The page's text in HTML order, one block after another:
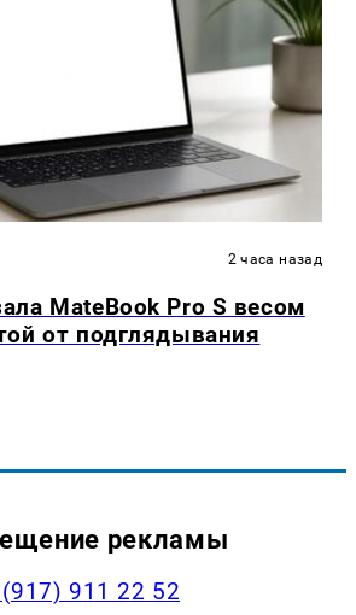
2 часа назад
MateBook Pro S весом
от подглядывания
рекламы
911 22 52